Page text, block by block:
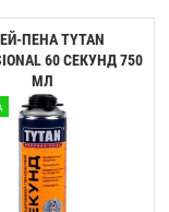
ПЕНА TYTAN
60 CЕКУНД 750
МЛ